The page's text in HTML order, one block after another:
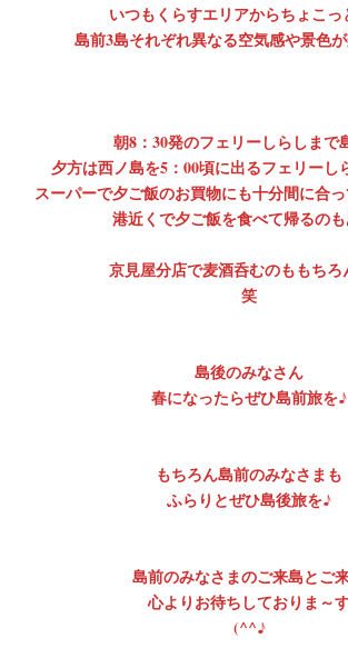
いつもくらすエリアからちょこっ
島前3島それぞれ異なる空気感や景色
朝8：30発のフェリーしらしまで
夕方は西ノ島を5：00頃に出るフェリーし
スーパーで夕ご飯のお買物にも十分間に合
港近くで夕ご飯を食べて帰るの
京見屋分店で麦酒呑むのももちろ
笑
島後のみなさん
春になったらぜひ島前旅を♪
もちろん島前のみなさまも
ふらりとぜひ島後旅を♪
島前のみなさまのご来島とご
心よりお待ちしておりま～
(^^♪